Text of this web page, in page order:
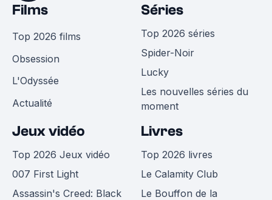
Films
Top 2026 films
Obsession
L'Odyssée
Actualité
Séries
Top 2026 séries
Spider-Noir
Lucky
Les nouvelles séries du
moment
Jeux vidéo
Top 2026 Jeux vidéo
007 First Light
Assassin's Creed: Black
Livres
Top 2026 livres
Le Calamity Club
Le Bouffon de la